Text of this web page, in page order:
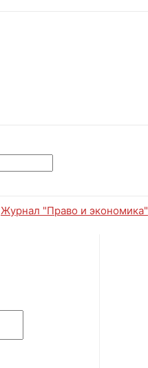
Журнал "Право и экономика"